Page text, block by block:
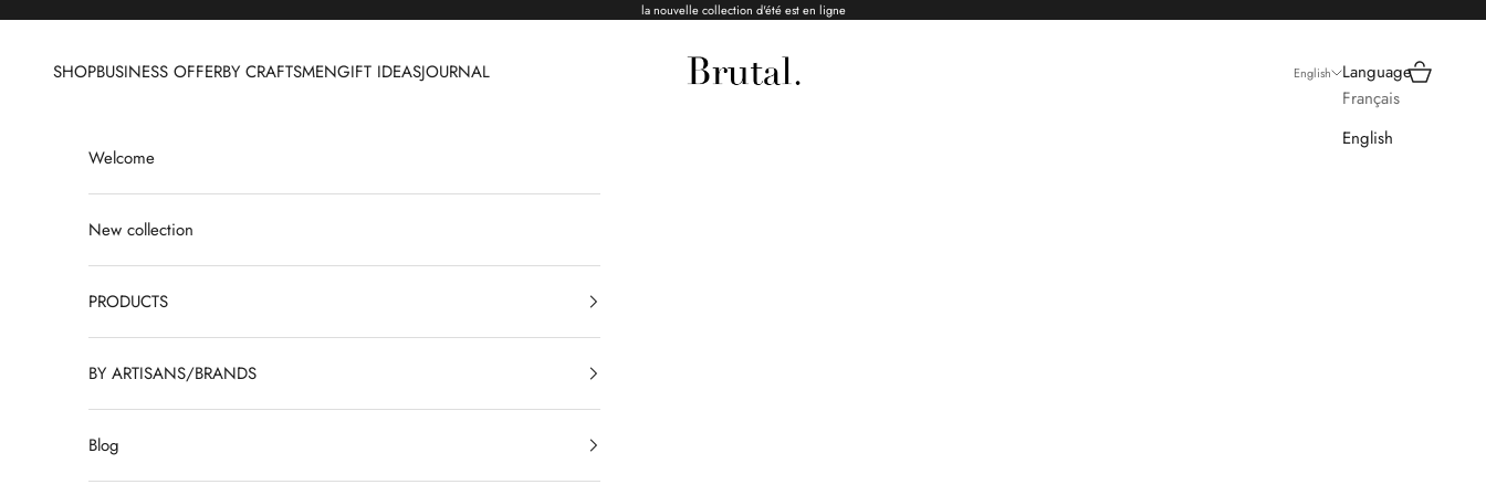
la nouvelle collection d'été est en ligne
Brutal Ceramics
SHOPBUSINESS OFFERBY CRAFTSMENGIFT IDEASJOURNAL English
Language
Français
English
Search
Cart
Welcome
New collection
PRODUCTS
BY ARTISANS/BRANDS
Blog